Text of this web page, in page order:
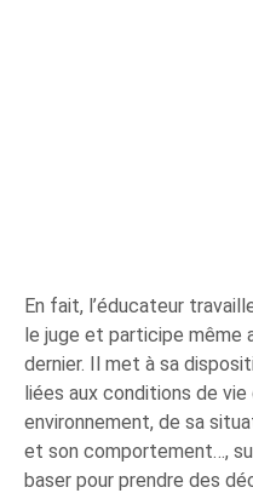
En fait, l’éducateur
le juge et participe même
dernier. Il met à sa
liées aux conditions de vie
environnement, de sa
et son comportement…,
baser pour prendre des